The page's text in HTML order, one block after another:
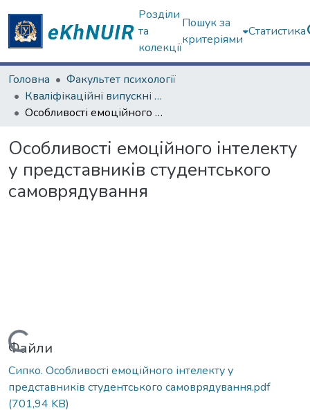
Розділи
та
колекції
Пошук за
критеріями
Статистика
Головна
Факультет психології
Кваліфікаційні випускні роботи бакалаврів. Факультет психології
Особливості емоційного інтелекту у представників студентського самоврядування
Особливості емоційного інтелекту
у представників студентського
самоврядування
Вантажиться...
Файли
Сипко. Особливості емоційного інтелекту у
представників студентського самоврядування.pdf
(701,94 KB)